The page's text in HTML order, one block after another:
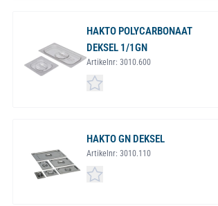
HAKTO POLYCARBONAAT
DEKSEL 1/1GN
Artikelnr: 3010.600
HAKTO GN DEKSEL
Artikelnr: 3010.110